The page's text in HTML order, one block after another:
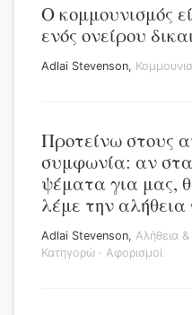
Ο κομμουνισμός
ενός ονείρου
Adlai Stevenson,
Προτείνω στους
συμφωνία: αν
ψέματα για μας,
λέμε την αλήθεια
Adlai Stevenson, Αλήθεια
Κατηγορώ · Αφορισμοί